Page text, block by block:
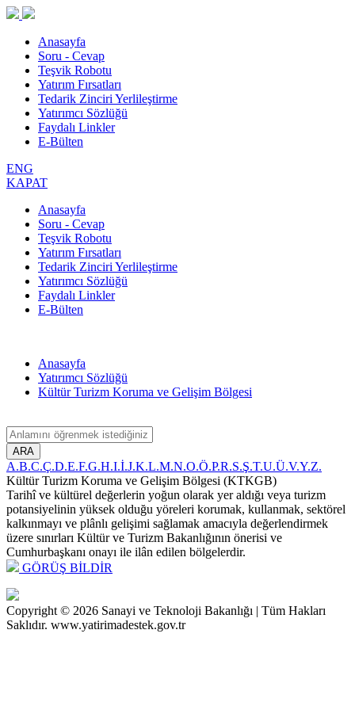
Anasayfa
Soru - Cevap
Teşvik Robotu
Yatırım Fırsatları
Tedarik Zinciri Yerlileştirme
Yatırımcı Sözlüğü
Faydalı Linkler
E-Bülten
ENG
KAPAT
Anasayfa
Soru - Cevap
Teşvik Robotu
Yatırım Fırsatları
Tedarik Zinciri Yerlileştirme
Yatırımcı Sözlüğü
Faydalı Linkler
E-Bülten
Anasayfa
Yatırımcı Sözlüğü
Kültür Turizm Koruma ve Gelişim Bölgesi
ARA
A.B.C.Ç.D.E.F.G.H.I.İ.J.K.L.M.N.O.Ö.P.R.S.Ş.T.U.Ü.V.Y.Z.
Kültür Turizm Koruma ve Gelişim Bölgesi (KTKGB)
Tarihî ve kültürel değerlerin yoğun olarak yer aldığı veya turizm
potansiyelinin yüksek olduğu yöreleri korumak, kullanmak, sektörel
kalkınmayı ve plânlı gelişimi sağlamak amacıyla değerlendirmek
üzere sınırları Kültür ve Turizm Bakanlığının önerisi ve
Cumhurbaşkanı onayı ile ilân edilen bölgelerdir.
GÖRÜŞ BİLDİR
Copyright © 2026 Sanayi ve Teknoloji Bakanlığı | Tüm Hakları
Saklıdır. www.yatirimadestek.gov.tr